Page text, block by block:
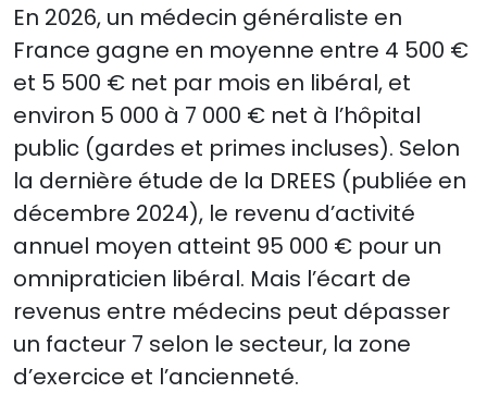
En 2026, un médecin généraliste en
France gagne en moyenne entre 4 500 €
et 5 500 € net par mois en libéral, et
environ 5 000 à 7 000 € net à l’hôpital
public (gardes et primes incluses). Selon
la dernière étude de la DREES (publiée en
décembre 2024), le revenu d’activité
annuel moyen atteint 95 000 € pour un
omnipraticien libéral. Mais l’écart de
revenus entre médecins peut dépasser
un facteur 7 selon le secteur, la zone
d’exercice et l’ancienneté.